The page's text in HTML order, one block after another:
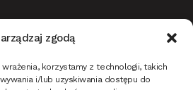
zgodą
korzystamy z technologii, takich
i/lub uzyskiwania dostępu do
domu jako dobra